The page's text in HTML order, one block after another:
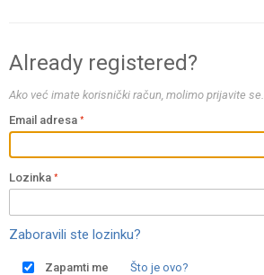
Already registered?
Ako već imate korisnički račun, molimo prijavite se.
Email adresa
Lozinka
Zaboravili ste lozinku?
Zapamti me Što je ovo?